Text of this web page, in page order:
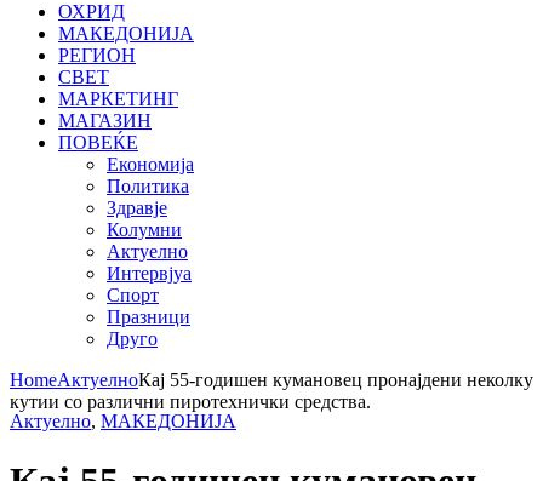
ОХРИД
МАКЕДОНИЈА
РЕГИОН
СВЕТ
МАРКЕТИНГ
МАГАЗИН
ПОВЕЌЕ
Економија
Политика
Здравје
Колумни
Актуелно
Интервјуа
Спорт
Празници
Друго
HomeАктуелноКај 55-годишен кумановец пронајдени неколку
кутии со различни пиротехнички средства.
Актуелно, МАКЕДОНИЈА